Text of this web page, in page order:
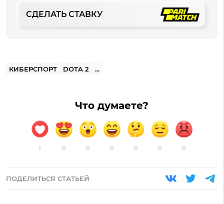
СДЕЛАТЬ СТАВКУ
КИБЕРСПОРТ DOTA 2 ...
Что думаете?
1 0 0 0 0 0 0
ПОДЕЛИТЬСЯ СТАТЬЕЙ